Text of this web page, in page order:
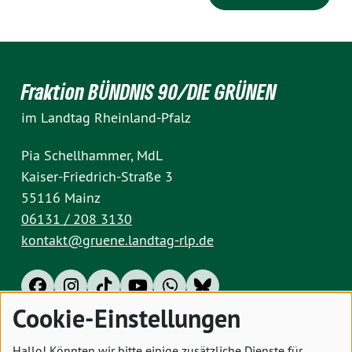
Fraktion BÜNDNIS 90/DIE GRÜNEN
im Landtag Rheinland-Pfalz
Pia Schellhammer, MdL
Kaiser-Friedrich-Straße 3
55116 Mainz
06131 / 208 3130
kontakt@gruene.landtag-rlp.de
Impressum Datenschutz Cookies
Cookie-Einstellungen